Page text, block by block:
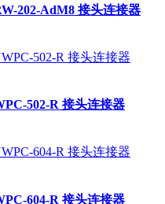
202-AdM8 接头连接器
502-R 接头连接器
604-R 接头连接器